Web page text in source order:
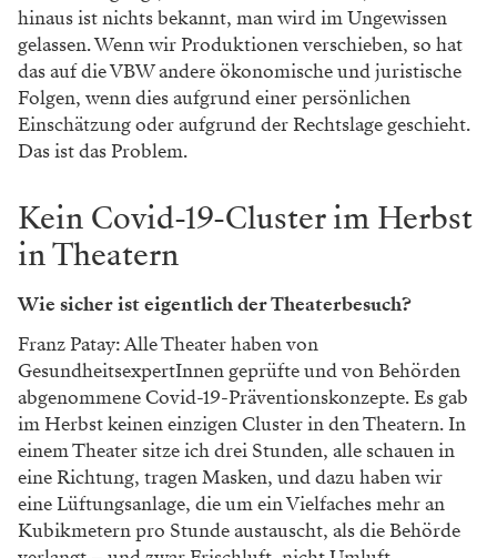
hinaus ist nichts bekannt, man wird im Ungewissen
gelassen. Wenn wir Produktionen verschieben, so hat
das auf die VBW andere ökonomische und juristische
Folgen, wenn dies aufgrund einer persönlichen
Einschätzung oder aufgrund der Rechtslage geschieht.
Das ist das Problem.
Kein Covid-19-Cluster im Herbst
in Theatern
Wie sicher ist eigentlich der Theater­besuch?
Franz Patay: Alle Theater haben von
GesundheitsexpertInnen geprüfte und von Behörden
abgenommene Covid-19-Präventionskonzepte. Es gab
im Herbst keinen einzigen Cluster in den Theatern. In
einem Theater sitze ich drei Stunden, alle schauen in
eine Richtung, tragen Masken, und dazu haben wir
eine Lüftungsanlage, die um ein Vielfaches mehr an
Kubikmetern pro Stunde austauscht, als die Behörde